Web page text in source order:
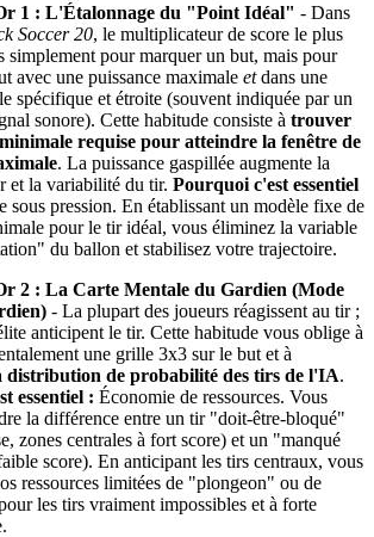
1 : L'Étalonnage du "Point Idéal" - Dans
Soccer 20, le multiplicateur de score le plus
simplement pour marquer un but, mais pour
avec une puissance maximale etdans une
spécifique et étroite (souvent indiquée par un
sonore). Cette habitude consiste à trouver
requise pour atteindre la fenêtre de
. La puissance gaspillée augmente la
et la variabilité du tir. Pourquoi c'est essentiel
sous pression. En établissant un modèle fixe de
pour le tir idéal, vous éliminez la variable
du ballon et stabilisez votre trajectoire.
2 : La Carte Mentale du Gardien (Mode
- La plupart des joueurs réagissent au tir ;
anticipent le tir. Cette habitude vous oblige à
une grille 3x3 sur le but et à
distribution de probabilité des tirs de l'IA.
essentiel : Économie de ressources. Vous
la différence entre un tir "doit-être-bloqué"
zones centrales à fort score) et un "manqué
score). En anticipant les tirs centraux, vous
ressources limitées de "plongeon" ou de
les tirs vraiment impossibles et à forte